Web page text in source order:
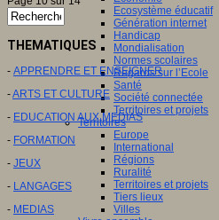
Ecosystème éducatif
Génération internet
Handicap
Mondialisation
Normes scolaires
Regards sur l’Ecole
Santé
Société connectée
Territoires et projets
Territoires
Europe
International
Régions
Ruralité
Territoires et projets
Tiers lieux
Villes
THEMATIQUES
- APPRENDRE ET ENSEIGNER
-ARTS ET CULTURE
- EDUCATION AUX MEDIAS
- FORMATION
- JEUX
- LANGAGES
- MEDIAS